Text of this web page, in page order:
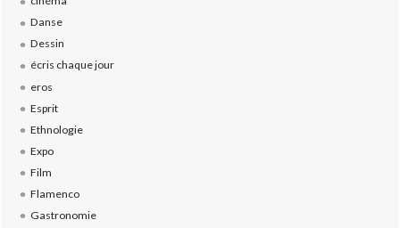
Danse
Dessin
écris chaque jour
eros
Esprit
Ethnologie
Expo
Film
Flamenco
Gastronomie